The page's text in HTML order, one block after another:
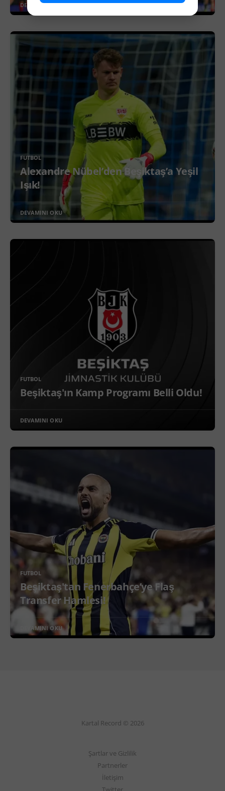
DEVAMINI OKU
FUTBOL
Alexandre Nübel’den Beşiktaş’a Yeşil
Işık!
DEVAMINI OKU
FUTBOL
Beşiktaş'ın Kamp Programı Belli Oldu!
DEVAMINI OKU
FUTBOL
Beşiktaş'tan Fenerbahçe’ye Flaş
Transfer Hamlesi!
DEVAMINI OKU
Kartal Record © 2026
Şartlar ve Gizlilik
Partnerler
İletişim